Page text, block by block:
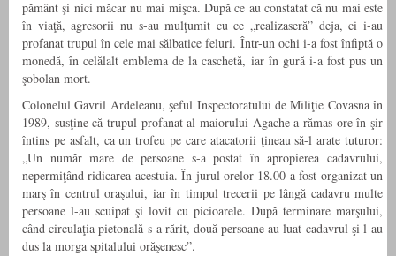
pământ şi nici măcar nu mai mişca. După ce au constatat că nu mai este
în viaţă, agresorii nu s-au mulţumit cu ce „realizaseră” deja, ci i-au
profanat trupul în cele mai sălbatice feluri. Într-un ochi i-a fost înfiptă o
monedă, în celălalt emblema de la caschetă, iar în gură i-a fost pus un
şobolan mort.
Colonelul Gavril Ardeleanu, şeful Inspectoratului de Miliţie Covasna în
1989, susţine că trupul profanat al maiorului Agache a rămas ore în şir
întins pe asfalt, ca un trofeu pe care atacatorii ţineau să-l arate tuturor:
„Un număr mare de persoane s-a postat în apropierea cadavrului,
nepermiţând ridicarea acestuia. În jurul orelor 18.00 a fost organizat un
marş în centrul oraşului, iar în timpul trecerii pe lângă cadavru multe
persoane l-au scuipat şi lovit cu picioarele. După terminare marşului,
când circulaţia pietonală s-a rărit, două persoane au luat cadavrul şi l-au
dus la morga spitalului orăşenesc”.